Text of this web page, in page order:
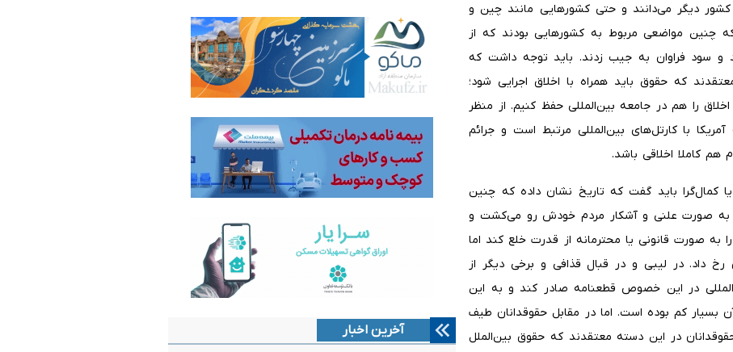
دیگر می‌دانند و حتی کشورهایی مانند چین و
چنین مواضعی مربوط به کشورهایی بودند که از
و سود فراوان به جیب زدند. باید توجه داشت که
که حقوق باید همراه با اخلاق اجرایی شود؛
را هم در جامعه بین‌المللی حفظ کنیم. از منظر
با کارتل‌های بین‌المللی مرتبط است و جرائم
هم کاملا اخلاقی باشد.
کمال‌گرا باید گفت که تاریخ نشان داده که چنین
به صورت علنی و آشکار مردم خودش رو می‌کشت و
صورت قانونی یا محترمانه از قدرت خلع کند اما
رخ داد. در لیبی و در قبال قذافی و برخی دیگر از
در این خصوص قطعنامه صادر کند و به این
کم بوده است. اما در مقابل حقوقدانان طیف
حقوقدانان در این دسته معتقدند که حقوق بین‌الملل
آخرین اخبار